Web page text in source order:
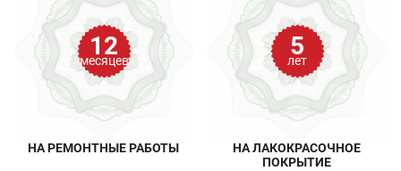
12
месяцев
НА РЕМОНТНЫЕ РАБОТЫ
5
лет
НА ЛАКОКРАСОЧНОЕ
ПОКРЫТИЕ